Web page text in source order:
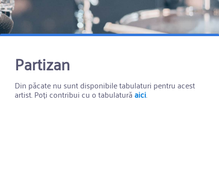
Partizan
Din păcate nu sunt disponibile tabulaturi pentru acest
artist. Poți contribui cu o tabulaturăaici.